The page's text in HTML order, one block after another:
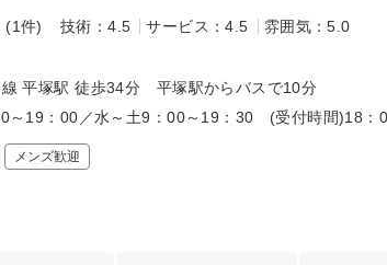
(1件) 技術：4.5 サービス：4.5
雰囲気：5.0
線 平塚駅 徒歩34分 平塚駅からバスで10分
～19：00／水～土9：00～19：30 (受付時間)18：
メンズ歓迎